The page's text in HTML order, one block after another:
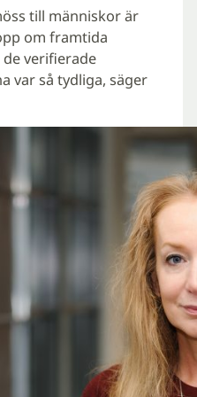
till människor är
om framtida
verifierade
var så tydliga, säger